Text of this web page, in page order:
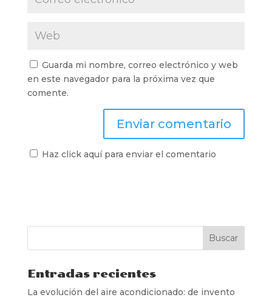
Guarda mi nombre, correo electrónico y web
en este navegador para la próxima vez que
comente.
Haz click aquí para enviar el comentario
Entradas recientes
La evolución del aire acondicionado: de invento